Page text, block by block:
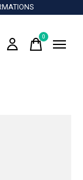
0items